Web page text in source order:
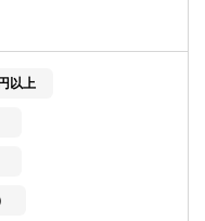
役立ち情報
報
報
以上